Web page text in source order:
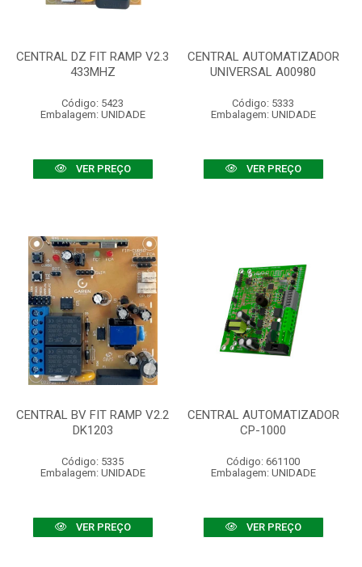
CENTRAL DZ FIT RAMP V2.3
433MHZ
Código: 5423
Embalagem: UNIDADE
VER PREÇO
CENTRAL AUTOMATIZADOR
UNIVERSAL A00980
Código: 5333
Embalagem: UNIDADE
VER PREÇO
CENTRAL BV FIT RAMP V2.2
DK1203
Código: 5335
Embalagem: UNIDADE
VER PREÇO
CENTRAL AUTOMATIZADOR
CP-1000
Código: 661100
Embalagem: UNIDADE
VER PREÇO